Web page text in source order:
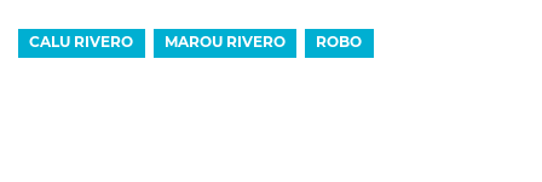
CALU RIVERO MAROU RIVERO ROBO